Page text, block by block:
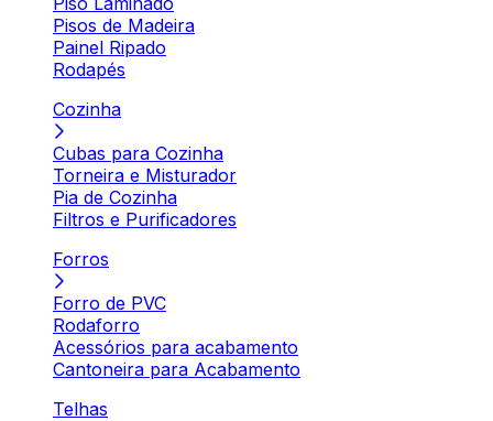
Pisos de Madeira
Painel Ripado
Rodapés
Cozinha
Cubas para Cozinha
Torneira e Misturador
Pia de Cozinha
Filtros e Purificadores
Forros
Forro de PVC
Rodaforro
Acessórios para acabamento
Cantoneira para Acabamento
Telhas